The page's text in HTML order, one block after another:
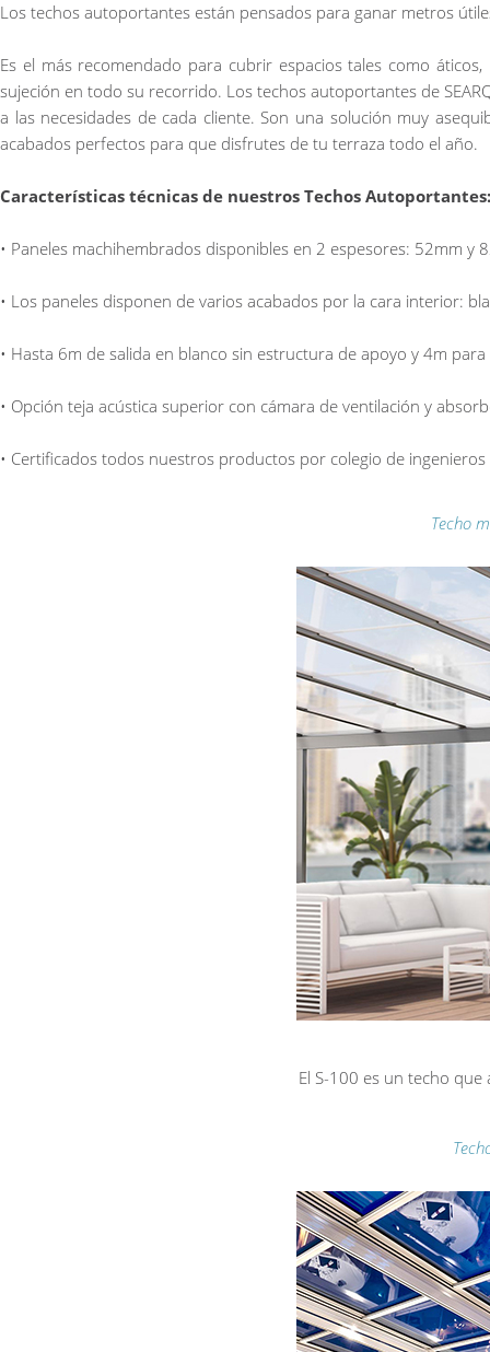
Los techos autoportantes están pensados para ganar metros
Es el más recomendado para cubrir espacios tales como
sujeción en todo su recorrido. Los techos autoportantes de
a las necesidades de cada cliente. Son una solución muy
acabados perfectos para que disfrutes de tu terraza todo el año.
Características técnicas de nuestros Techos Autoportantes:
• Paneles machihembrados disponibles en 2 espesores: 52mm y
• Los paneles disponen de varios acabados por la cara interior:
• Hasta 6m de salida en blanco sin estructura de apoyo y 4m
• Opción teja acústica superior con cámara de ventilación y
• Certificados todos nuestros productos por colegio de
Techo
El S-100 es un techo